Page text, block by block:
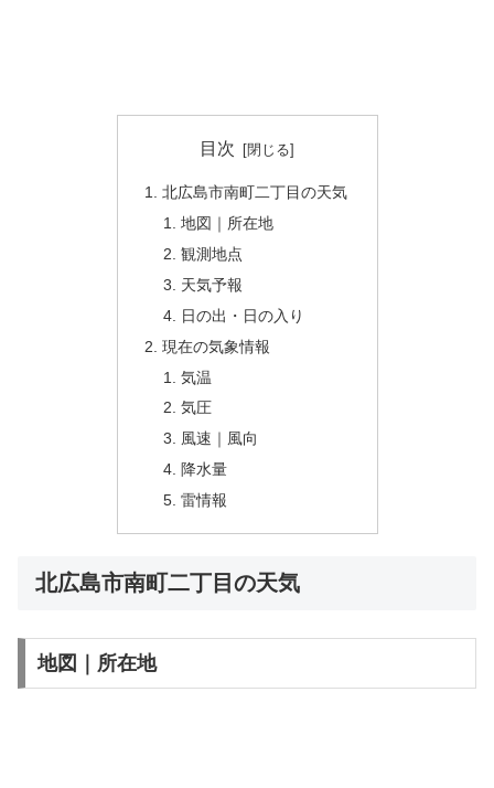
目次
北広島市南町二丁目の天気
地図｜所在地
観測地点
天気予報
日の出・日の入り
現在の気象情報
気温
気圧
風速｜風向
降水量
雷情報
北広島市南町二丁目の天気
地図｜所在地